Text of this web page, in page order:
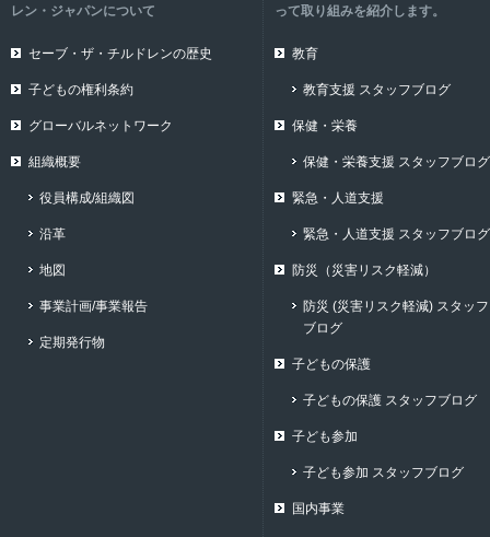
レン・ジャパンについて
セーブ・ザ・チルドレンの歴史
子どもの権利条約
グローバルネットワーク
組織概要
役員構成/組織図
沿革
地図
事業計画/事業報告
定期発行物
って取り組みを紹介します。
教育
教育支援 スタッフブログ
保健・栄養
保健・栄養支援 スタッフブログ
緊急・人道支援
緊急・人道支援 スタッフブログ
防災（災害リスク軽減）
防災 (災害リスク軽減) スタッフ
ブログ
子どもの保護
子どもの保護 スタッフブログ
子ども参加
子ども参加 スタッフブログ
国内事業